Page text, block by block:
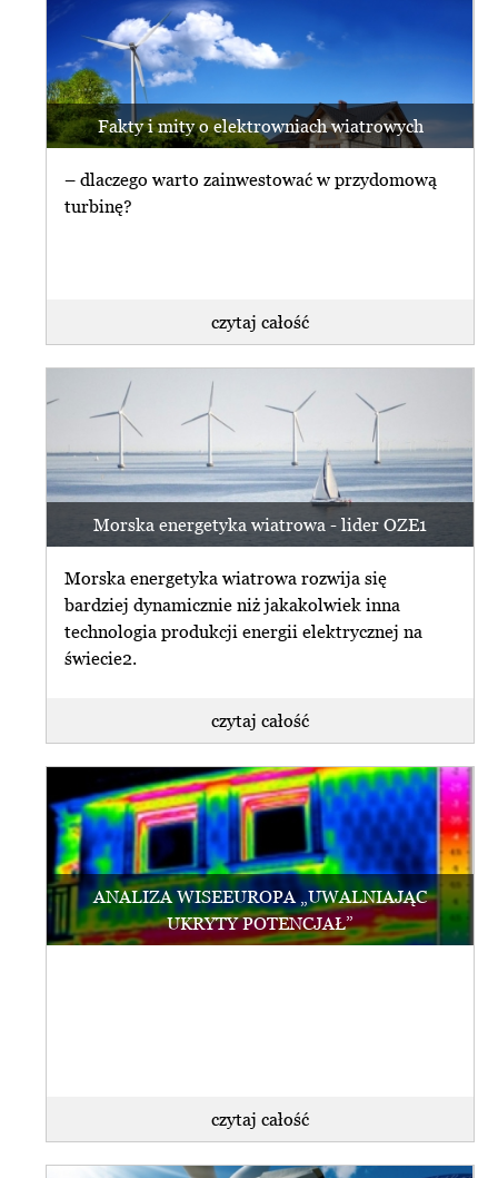
Fakty i mity o elektrowniach wiatrowych
– dlaczego warto zainwestować w przydomową
turbinę?
czytaj całość
Morska energetyka wiatrowa - lider OZE1
Morska energetyka wiatrowa rozwija się
bardziej dynamicznie niż jakakolwiek inna
technologia produkcji energii elektrycznej na
świecie2.
czytaj całość
ANALIZA WISEEUROPA „UWALNIAJĄC
UKRYTY POTENCJAŁ”
czytaj całość